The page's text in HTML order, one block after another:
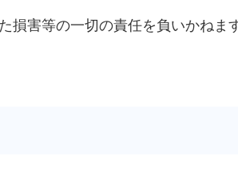
損害等の一切の責任を負いかねま